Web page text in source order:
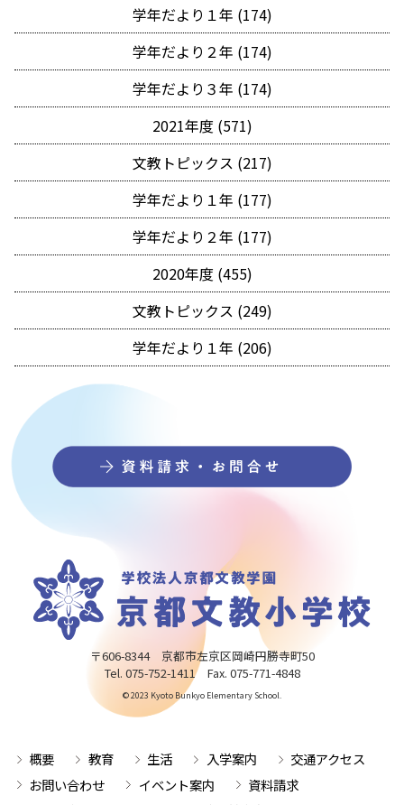
学年だより１年 (174)
学年だより２年 (174)
学年だより３年 (174)
2021年度 (571)
文教トピックス (217)
学年だより１年 (177)
学年だより２年 (177)
2020年度 (455)
文教トピックス (249)
学年だより１年 (206)
〒606-8344 京都市左京区岡崎円勝寺町50
Tel. 075-752-1411 Fax. 075-771-4848
© 2023 Kyoto Bunkyo Elementary School.
概要 教育 生活 入学案内
交通アクセス
お問い合わせ
イベント案内
資料請求